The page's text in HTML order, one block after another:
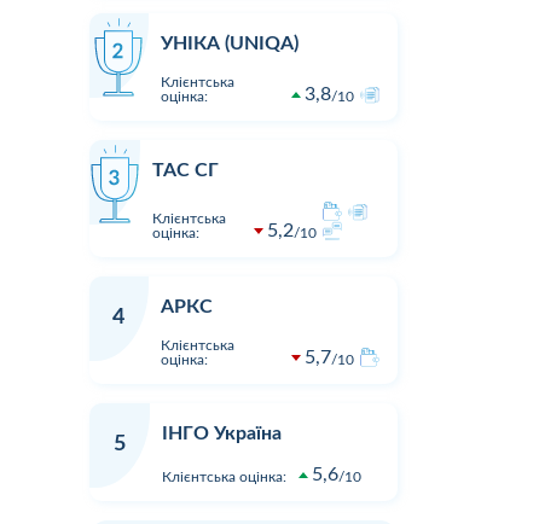
УНІКА (UNIQA)
Клієнтська
оцінка:
3,8 10
ТАС СГ
Клієнтська
оцінка:
5,2 10
4
АРКС
Клієнтська
оцінка:
5,7 10
5
ІНГО Україна
Клієнтська оцінка: 5,6 10